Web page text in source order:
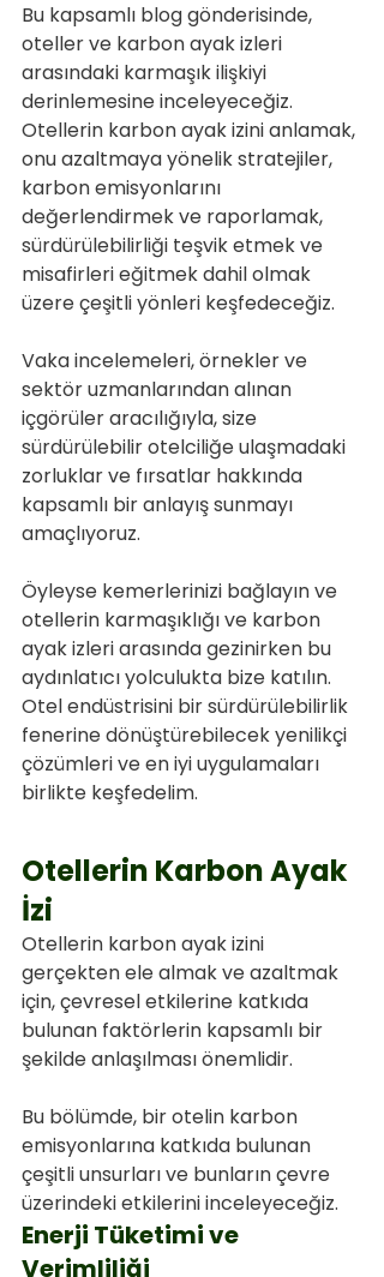
Bu kapsamlı blog gönderisinde,
oteller ve karbon ayak izleri
arasındaki karmaşık ilişkiyi
derinlemesine inceleyeceğiz.
Otellerin karbon ayak izini anlamak,
onu azaltmaya yönelik stratejiler,
karbon emisyonlarını
değerlendirmek ve raporlamak,
sürdürülebilirliği teşvik etmek ve
misafirleri eğitmek dahil olmak
üzere çeşitli yönleri keşfedeceğiz.
Vaka incelemeleri, örnekler ve
sektör uzmanlarından alınan
içgörüler aracılığıyla, size
sürdürülebilir otelciliğe ulaşmadaki
zorluklar ve fırsatlar hakkında
kapsamlı bir anlayış sunmayı
amaçlıyoruz.
Öyleyse kemerlerinizi bağlayın ve
otellerin karmaşıklığı ve karbon
ayak izleri arasında gezinirken bu
aydınlatıcı yolculukta bize katılın.
Otel endüstrisini bir sürdürülebilirlik
fenerine dönüştürebilecek yenilikçi
çözümleri ve en iyi uygulamaları
birlikte keşfedelim.
Otellerin Karbon Ayak
İzi
Otellerin karbon ayak izini
gerçekten ele almak ve azaltmak
için, çevresel etkilerine katkıda
bulunan faktörlerin kapsamlı bir
şekilde anlaşılması önemlidir.
Bu bölümde, bir otelin karbon
emisyonlarına katkıda bulunan
çeşitli unsurları ve bunların çevre
üzerindeki etkilerini inceleyeceğiz.
Enerji Tüketimi ve
Verimliliği